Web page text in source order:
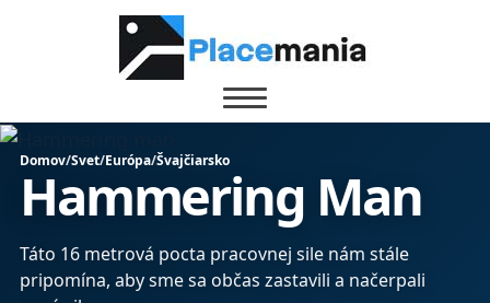
Domov/Svet/Európa/Švajčiarsko
Hammering Man
Táto 16 metrová pocta pracovnej sile nám stále
pripomína, aby sme sa občas zastavili a načerpali